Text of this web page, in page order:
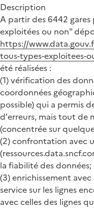
Description
A partir des 6442 gares
exploitées ou non"
https://
tous-types-exploitees-
été réalisées :
(1) vérification des
coordonnées
possible) qui a permis
d'erreurs, mais tout de
(concentrée sur
(2) confrontation avec
la fiabilité des données;
(3) enrichissement
service sur les lignes
avec celles des lignes